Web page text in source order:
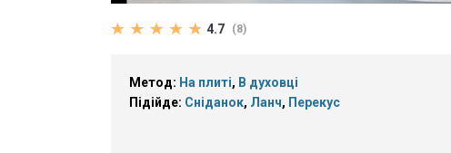
4.7 (8)
Метод: На плиті, В духовці
Підійде: Сніданок, Ланч, Перекус